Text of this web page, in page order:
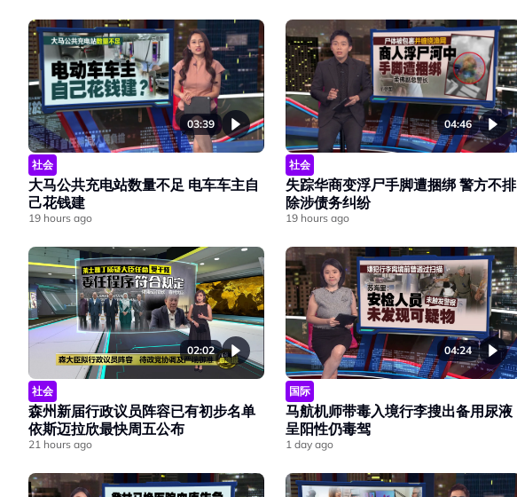
03:39
社会
大马公共充电站数量不足 电车车主自
己花钱建
19 hours ago
04:46
社会
失踪华商变浮尸手脚遭捆绑 警方不排
除涉债务纠纷
19 hours ago
02:02
社会
森州新届行政议员阵容已有初步名单
依斯迈拉欣最快周五公布
21 hours ago
04:24
国际
马航机师带毒入境行李搜出备用尿液
呈阳性仍毒驾
1 day ago